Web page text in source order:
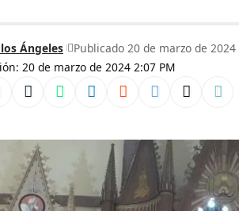
20 de marzo de 2024 2:07 PM
Ángeles Publicado 20 de marzo de 2024